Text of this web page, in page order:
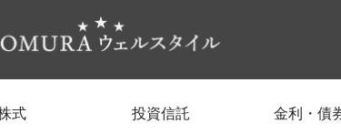
式 投資信託 金利・債